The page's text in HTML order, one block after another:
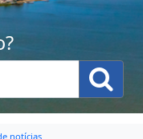
notícias